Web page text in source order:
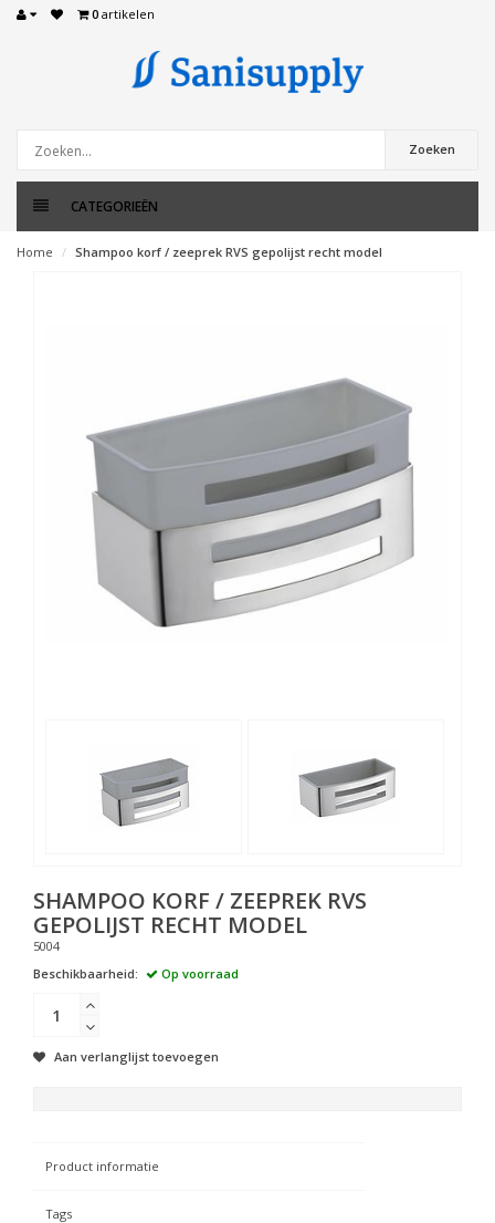
0 artikelen
Zoeken
CATEGORIEËN
Home Shampoo korf / zeeprek RVS gepolijst recht model
SHAMPOO KORF / ZEEPREK RVS
GEPOLIJST RECHT MODEL
5004
Beschikbaarheid:
Op voorraad
Aan verlanglijst toevoegen
Product informatie
Tags